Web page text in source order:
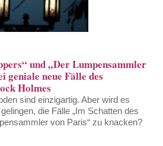
und „Der Lumpensammler
geniale neue Fälle des
Holmes
sind einzigartig. Aber wird es
die Fälle „Im Schatten des
von Paris“ zu knacken?